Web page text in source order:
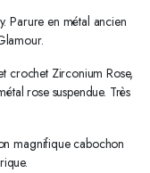
Parure en métal ancien
crochet Zirconium Rose,
rose suspendue. Très
magnifique cabochon